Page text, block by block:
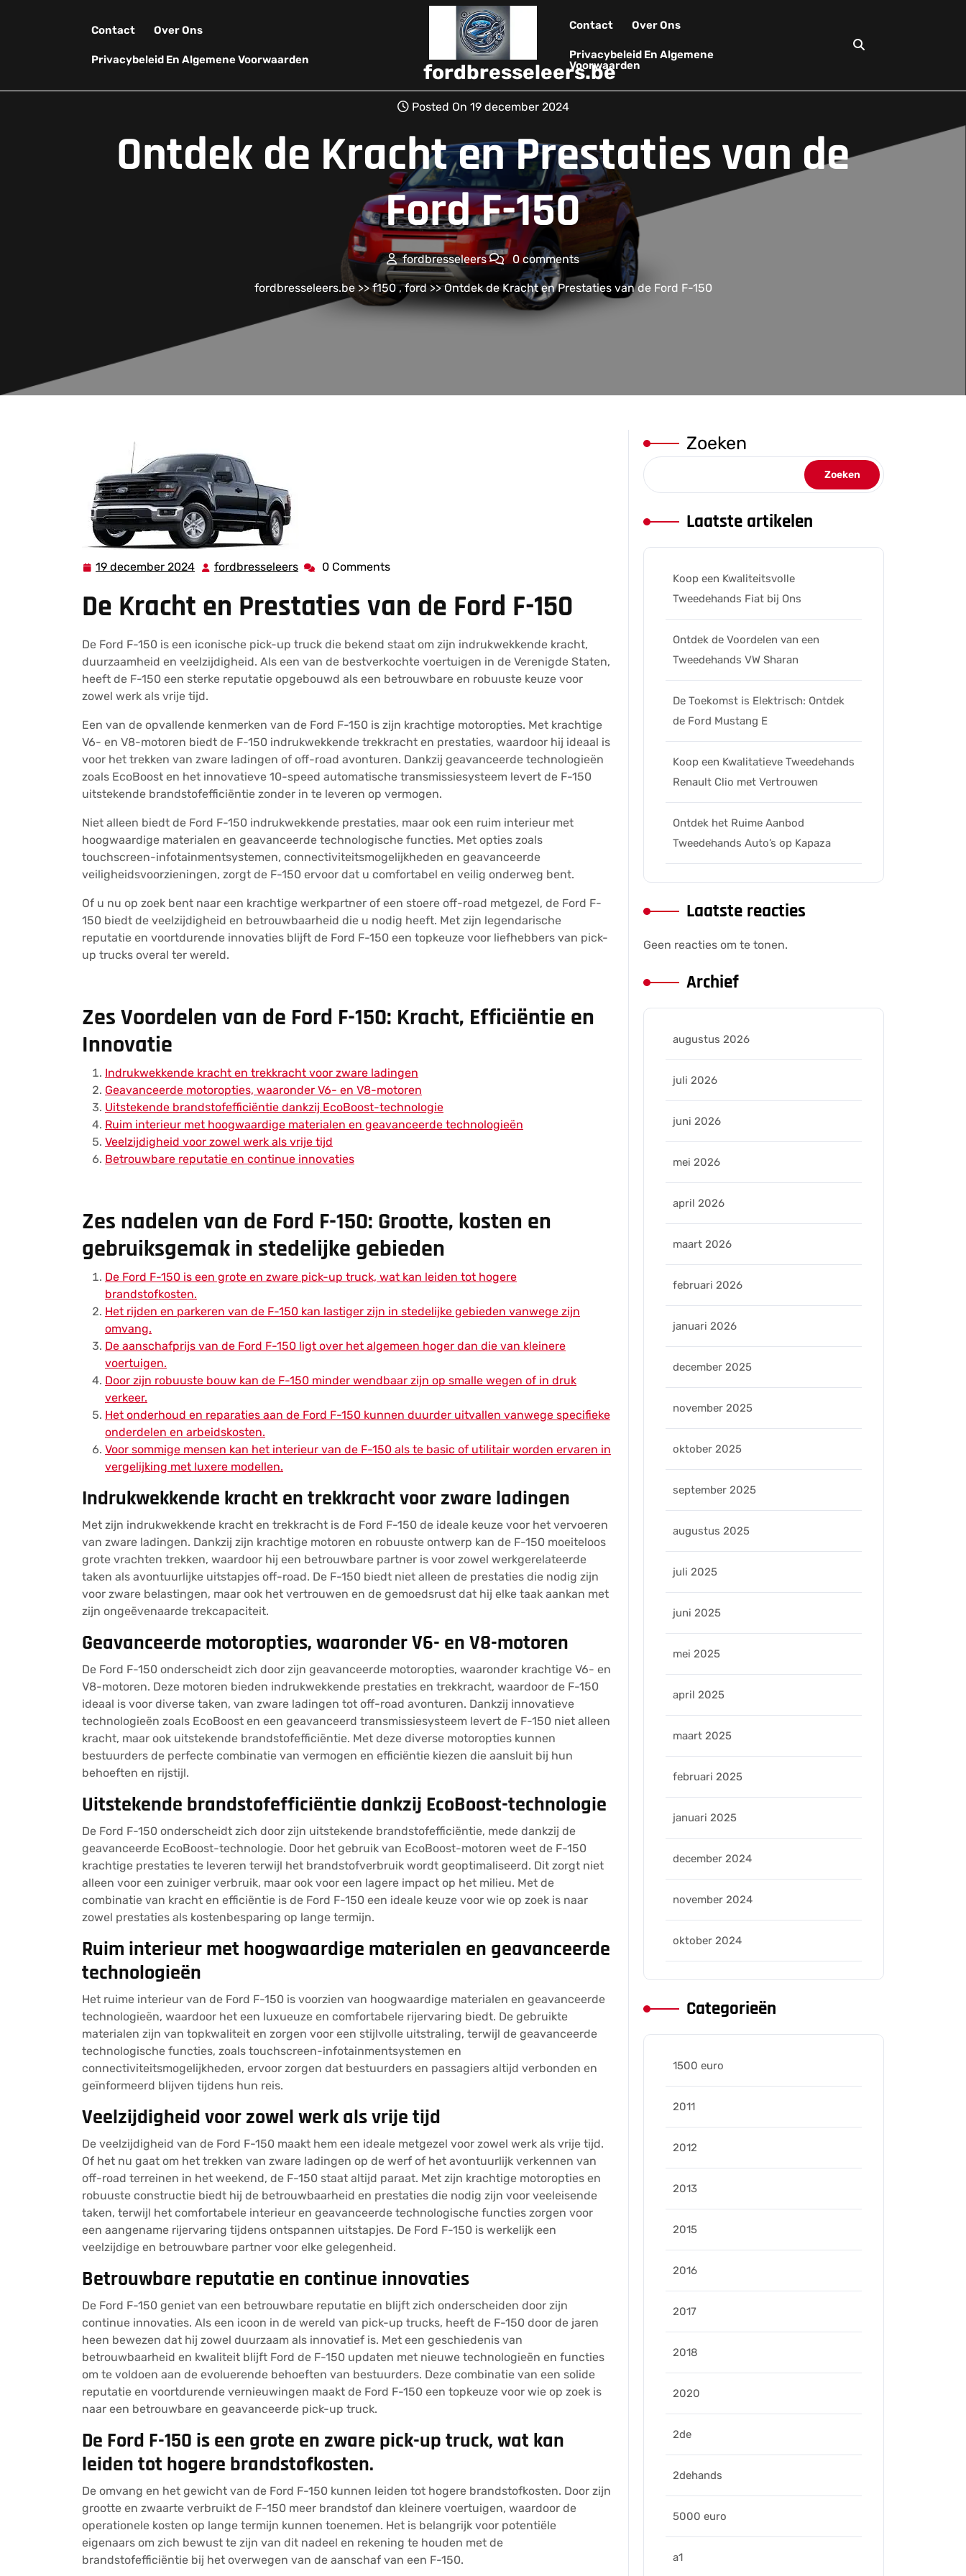
Contact Over Ons
Privacybeleid En Algemene Voorwaarden
fordbresseleers.be
Contact Over Ons
Privacybeleid En Algemene
Voorwaarden
Posted On 19 december 2024
Ontdek de Kracht en Prestaties van de
Ford F-150
fordbresseleers 0 comments
fordbresseleers.be>>f150,ford >> Ontdek de Kracht en Prestaties van de Ford F-150
19 december 2024 19
2024
fordbresseleers fordbresseleers
0 Comments
De Kracht en Prestaties van de Ford F-150
De Ford F-150 is een iconische pick-up truck die bekend staat om zijn indrukwekkende kracht,
duurzaamheid en veelzijdigheid. Als een van de bestverkochte voertuigen in de Verenigde Staten,
heeft de F-150 een sterke reputatie opgebouwd als een betrouwbare en robuuste keuze voor
zowel werk als vrije tijd.
Een van de opvallende kenmerken van de Ford F-150 is zijn krachtige motoropties. Met krachtige
V6- en V8-motoren biedt de F-150 indrukwekkende trekkracht en prestaties, waardoor hij ideaal is
voor het trekken van zware ladingen of off-road avonturen. Dankzij geavanceerde technologieën
zoals EcoBoost en het innovatieve 10-speed automatische transmissiesysteem levert de F-150
uitstekende brandstofefficiëntie zonder in te leveren op vermogen.
Niet alleen biedt de Ford F-150 indrukwekkende prestaties, maar ook een ruim interieur met
hoogwaardige materialen en geavanceerde technologische functies. Met opties zoals
touchscreen-infotainmentsystemen, connectiviteitsmogelijkheden en geavanceerde
veiligheidsvoorzieningen, zorgt de F-150 ervoor dat u comfortabel en veilig onderweg bent.
Of u nu op zoek bent naar een krachtige werkpartner of een stoere off-road metgezel, de Ford F-
150 biedt de veelzijdigheid en betrouwbaarheid die u nodig heeft. Met zijn legendarische
reputatie en voortdurende innovaties blijft de Ford F-150 een topkeuze voor liefhebbers van pick-
up trucks overal ter wereld.
Zes Voordelen van de Ford F-150: Kracht, Efficiëntie en
Innovatie
Indrukwekkende kracht en trekkracht voor zware ladingen
Geavanceerde motoropties, waaronder V6- en V8-motoren
Uitstekende brandstofefficiëntie dankzij EcoBoost-technologie
Ruim interieur met hoogwaardige materialen en geavanceerde technologieën
Veelzijdigheid voor zowel werk als vrije tijd
Betrouwbare reputatie en continue innovaties
Zes nadelen van de Ford F-150: Grootte, kosten en
gebruiksgemak in stedelijke gebieden
De Ford F-150 is een grote en zware pick-up truck, wat kan leiden tot hogere
brandstofkosten.
Het rijden en parkeren van de F-150 kan lastiger zijn in stedelijke gebieden vanwege zijn
omvang.
De aanschafprijs van de Ford F-150 ligt over het algemeen hoger dan die van kleinere
voertuigen.
Door zijn robuuste bouw kan de F-150 minder wendbaar zijn op smalle wegen of in druk
verkeer.
Het onderhoud en reparaties aan de Ford F-150 kunnen duurder uitvallen vanwege specifieke
onderdelen en arbeidskosten.
Voor sommige mensen kan het interieur van de F-150 als te basic of utilitair worden ervaren in
vergelijking met luxere modellen.
Indrukwekkende kracht en trekkracht voor zware ladingen
Met zijn indrukwekkende kracht en trekkracht is de Ford F-150 de ideale keuze voor het vervoeren
van zware ladingen. Dankzij zijn krachtige motoren en robuuste ontwerp kan de F-150 moeiteloos
grote vrachten trekken, waardoor hij een betrouwbare partner is voor zowel werkgerelateerde
taken als avontuurlijke uitstapjes off-road. De F-150 biedt niet alleen de prestaties die nodig zijn
voor zware belastingen, maar ook het vertrouwen en de gemoedsrust dat hij elke taak aankan met
zijn ongeëvenaarde trekcapaciteit.
Geavanceerde motoropties, waaronder V6- en V8-motoren
De Ford F-150 onderscheidt zich door zijn geavanceerde motoropties, waaronder krachtige V6- en
V8-motoren. Deze motoren bieden indrukwekkende prestaties en trekkracht, waardoor de F-150
ideaal is voor diverse taken, van zware ladingen tot off-road avonturen. Dankzij innovatieve
technologieën zoals EcoBoost en een geavanceerd transmissiesysteem levert de F-150 niet alleen
kracht, maar ook uitstekende brandstofefficiëntie. Met deze diverse motoropties kunnen
bestuurders de perfecte combinatie van vermogen en efficiëntie kiezen die aansluit bij hun
behoeften en rijstijl.
Uitstekende brandstofefficiëntie dankzij EcoBoost-technologie
De Ford F-150 onderscheidt zich door zijn uitstekende brandstofefficiëntie, mede dankzij de
geavanceerde EcoBoost-technologie. Door het gebruik van EcoBoost-motoren weet de F-150
krachtige prestaties te leveren terwijl het brandstofverbruik wordt geoptimaliseerd. Dit zorgt niet
alleen voor een zuiniger verbruik, maar ook voor een lagere impact op het milieu. Met de
combinatie van kracht en efficiëntie is de Ford F-150 een ideale keuze voor wie op zoek is naar
zowel prestaties als kostenbesparing op lange termijn.
Ruim interieur met hoogwaardige materialen en geavanceerde
technologieën
Het ruime interieur van de Ford F-150 is voorzien van hoogwaardige materialen en geavanceerde
technologieën, waardoor het een luxueuze en comfortabele rijervaring biedt. De gebruikte
materialen zijn van topkwaliteit en zorgen voor een stijlvolle uitstraling, terwijl de geavanceerde
technologische functies, zoals touchscreen-infotainmentsystemen en
connectiviteitsmogelijkheden, ervoor zorgen dat bestuurders en passagiers altijd verbonden en
geïnformeerd blijven tijdens hun reis.
Veelzijdigheid voor zowel werk als vrije tijd
De veelzijdigheid van de Ford F-150 maakt hem een ideale metgezel voor zowel werk als vrije tijd.
Of het nu gaat om het trekken van zware ladingen op de werf of het avontuurlijk verkennen van
off-road terreinen in het weekend, de F-150 staat altijd paraat. Met zijn krachtige motoropties en
robuuste constructie biedt hij de betrouwbaarheid en prestaties die nodig zijn voor veeleisende
taken, terwijl het comfortabele interieur en geavanceerde technologische functies zorgen voor
een aangename rijervaring tijdens ontspannen uitstapjes. De Ford F-150 is werkelijk een
veelzijdige en betrouwbare partner voor elke gelegenheid.
Betrouwbare reputatie en continue innovaties
De Ford F-150 geniet van een betrouwbare reputatie en blijft zich onderscheiden door zijn
continue innovaties. Als een icoon in de wereld van pick-up trucks, heeft de F-150 door de jaren
heen bewezen dat hij zowel duurzaam als innovatief is. Met een geschiedenis van
betrouwbaarheid en kwaliteit blijft Ford de F-150 updaten met nieuwe technologieën en functies
om te voldoen aan de evoluerende behoeften van bestuurders. Deze combinatie van een solide
reputatie en voortdurende vernieuwingen maakt de Ford F-150 een topkeuze voor wie op zoek is
naar een betrouwbare en geavanceerde pick-up truck.
De Ford F-150 is een grote en zware pick-up truck, wat kan
leiden tot hogere brandstofkosten.
De omvang en het gewicht van de Ford F-150 kunnen leiden tot hogere brandstofkosten. Door zijn
grootte en zwaarte verbruikt de F-150 meer brandstof dan kleinere voertuigen, waardoor de
operationele kosten op lange termijn kunnen toenemen. Het is belangrijk voor potentiële
eigenaars om zich bewust te zijn van dit nadeel en rekening te houden met de
brandstofefficiëntie bij het overwegen van de aanschaf van een F-150.
Zoeken
Zoeken
Laatste artikelen
Koop een Kwaliteitsvolle
Tweedehands Fiat bij Ons
Ontdek de Voordelen van een
Tweedehands VW Sharan
De Toekomst is Elektrisch: Ontdek
de Ford Mustang E
Koop een Kwalitatieve Tweedehands
Renault Clio met Vertrouwen
Ontdek het Ruime Aanbod
Tweedehands Auto’s op Kapaza
Laatste reacties
Geen reacties om te tonen.
Archief
augustus 2026
juli 2026
juni 2026
mei 2026
april 2026
maart 2026
februari 2026
januari 2026
december 2025
november 2025
oktober 2025
september 2025
augustus 2025
juli 2025
juni 2025
mei 2025
april 2025
maart 2025
februari 2025
januari 2025
december 2024
november 2024
oktober 2024
Categorieën
1500 euro
2011
2012
2013
2015
2016
2017
2018
2020
2de
2dehands
5000 euro
a1